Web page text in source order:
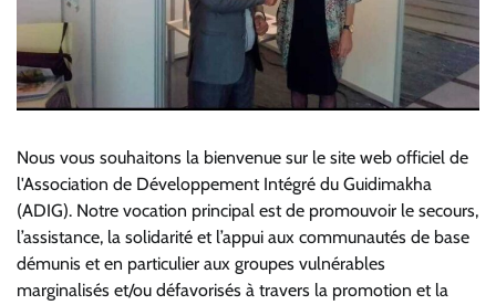
Nous vous souhaitons la bienvenue sur le site web officiel de
l'Association de Développement Intégré du Guidimakha
(ADIG). Notre vocation principal est de promouvoir le secours,
l’assistance, la solidarité et l’appui aux communautés de base
démunis et en particulier aux groupes vulnérables
marginalisés et/ou défavorisés à travers la promotion et la